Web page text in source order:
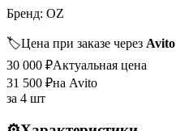
Бренд: OZ
🏷️Цена при заказе через Avito
30 000 ₽Актуальная цена
31 500 ₽на Avito
за 4 шт